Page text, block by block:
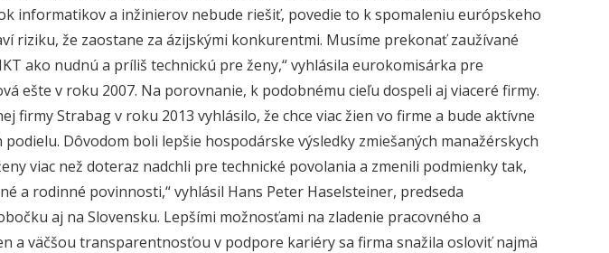
informatikov a inžinierov nebude riešiť, povedie to k spomaleniu európskeho
riziku, že zaostane za ázijskými konkurentmi. Musíme prekonať zaužívané
ako nudnú a príliš technickú pre ženy,“ vyhlásila eurokomisárka pre
ešte v roku 2007. Na porovnanie, k podobnému cieľu dospeli aj viaceré firmy.
firmy Strabag v roku 2013 vyhlásilo, že chce viac žien vo firme a bude aktívne
Dôvodom boli lepšie hospodárske výsledky zmiešaných manažérskych
viac než doteraz nadchli pre technické povolania a zmenili podmienky tak,
a rodinné povinnosti,“ vyhlásil Hans Peter Haselsteiner, predseda
aj na Slovensku. Lepšími možnosťami na zladenie pracovného a
a väčšou transparentnosťou v podpore kariéry sa firma snažila osloviť najmä